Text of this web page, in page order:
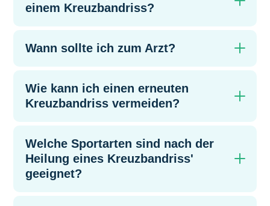
einem Kreuzbandriss?
Wann sollte ich zum Arzt?
Wie kann ich einen erneuten
Kreuzbandriss vermeiden?
Welche Sportarten sind nach der
Heilung eines Kreuzbandriss'
geeignet?